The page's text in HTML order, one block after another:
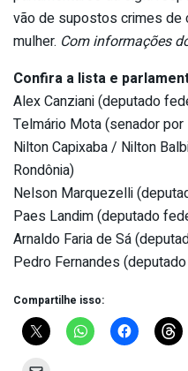
vão de supostos crimes de
mulher. Com informações
Confira a lista e
Alex Canziani (deputado
Telmário Mota (senador por
Nilton Capixaba / Nilton
Rondônia)
Nelson Marquezelli
Paes Landim (deputado
Arnaldo Faria de Sá
Pedro Fernandes
Compartilhe isso: